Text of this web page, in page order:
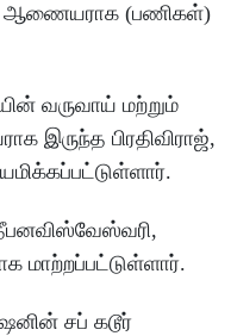
ஆணையராக (பணிகள்)
வருவாய் மற்றும்
இருந்த பிரதிவிராஜ்,
மாற்றப்பட்டுள்ளார்.
சப் கடூர்